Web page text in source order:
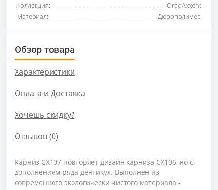
Коллекция:
Orac Axxent
Материал:
Дюрополимер
Обзор товара
Характеристики
Оплата и Доставка
Хочешь скидку?
Отзывов (0)
Карниз CX107 повторяет дизайн карниза CX106, но с
дополнением ряда дентикул. Выполнен из
современного экологически чистого материала -